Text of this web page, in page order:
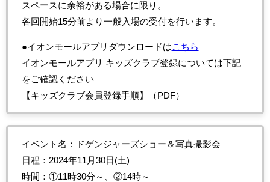
スペースに余裕がある場合に限り。
各回開始15分前より一般入場の受付を行います。
●イオンモールアプリダウンロードは こちら
イオンモールアプリ キッズクラブ登録については下記
をご確認ください
【キッズクラブ会員登録手順】（PDF）
イベント名：ドゲンジャーズショー＆写真撮影会
日程：2024年11月30日(土)
時間：①11時30分～、②14時～